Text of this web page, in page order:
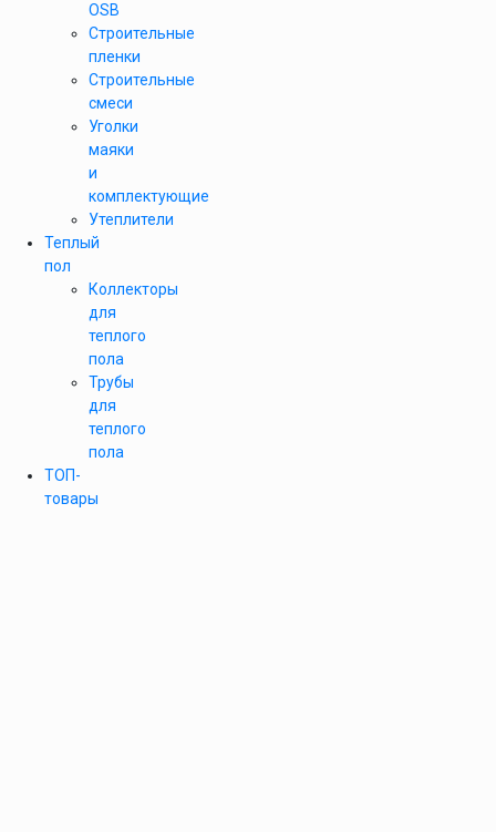
OSB
Строительные
пленки
Строительные
смеси
Уголки
маяки
и
комплектующие
Утеплители
Теплый
пол
Коллекторы
для
теплого
пола
Трубы
для
теплого
пола
ТОП-
товары